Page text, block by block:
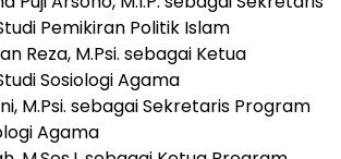
Pemikiran Politik Islam
Reza, M.Psi. sebagai Ketua
Sosiologi Agama
M.Psi. sebagai Sekretaris Program
Agama